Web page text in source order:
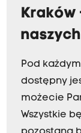
Pod
dostępny
możecie
Wszystkie